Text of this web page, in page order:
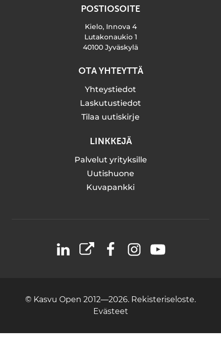
POSTIOSOITE
Kielo, Innova 4
Lutakonaukio 1
40100 Jyväskylä
OTA YHTEYTTÄ
Yhteystiedot
Laskutustiedot
Tilaa uutiskirje
LINKKEJÄ
Palvelut yrityksille
Uutishuone
Kuvapankki
LinkedIn
X FacebookInstagramYouTube
© Kasvu Open 2012—2026. Rekisteriseloste.
Evästeet